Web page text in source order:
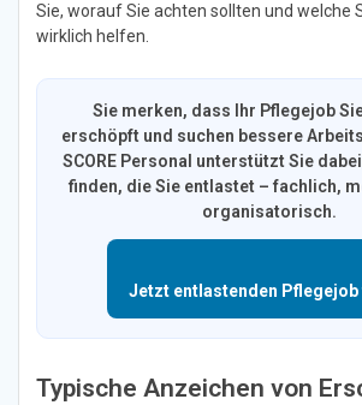
Sie, worauf Sie achten sollten und welche
wirklich helfen.
Sie merken, dass Ihr Pflegejob
erschöpft und suchen bessere
SCORE Personal unterstützt Sie
finden, die Sie entlastet – fachlich,
organisatorisch.
Jetzt entlastenden Pflegejob
Typische Anzeichen von